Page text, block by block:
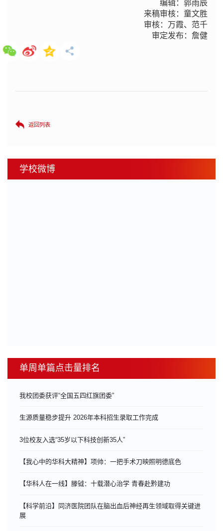
编辑：郭雨辰
来稿审核：童文胜
审核：万霞、范千
审定发布：詹健
返回列表
学校微博
单周单篇点击量排名
我校团委获评“全国五四红旗团委”
生源质量稳步提升 2026年本科招生录取工作完成
3位校友入选“35岁以下科技创新35人”
【我心中的华科大精神】项帅：一把手术刀映照明德底色
【华科人在一线】滕钺：十载潜心治学 青春赴黔建功
【科学前沿】同济医院团队在脑出血后神经再生领域取得关键进
展